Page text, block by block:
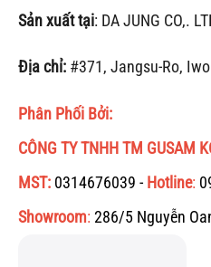
Sản xuất tại: DA JUNG
Địa chỉ: #371, Jangsu-Ro,
Phân Phối Bởi:
CÔNG TY TNHH TM GUSAM
MST: 0314676039 - Hotline:
Showroom: 286/5 Nguyễn